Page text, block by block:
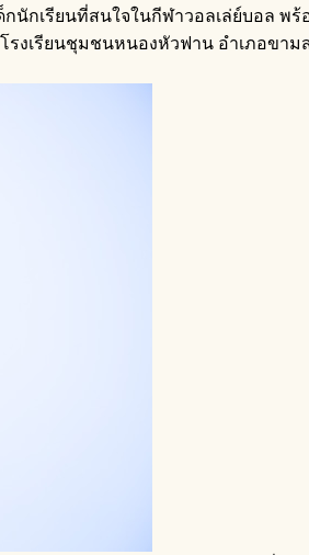
กนักเรียนที่สนใจในกีฬาวอลเล่ย์บอล
รงเรียนชุมชนหนองหัวฟาน อำเภอขา